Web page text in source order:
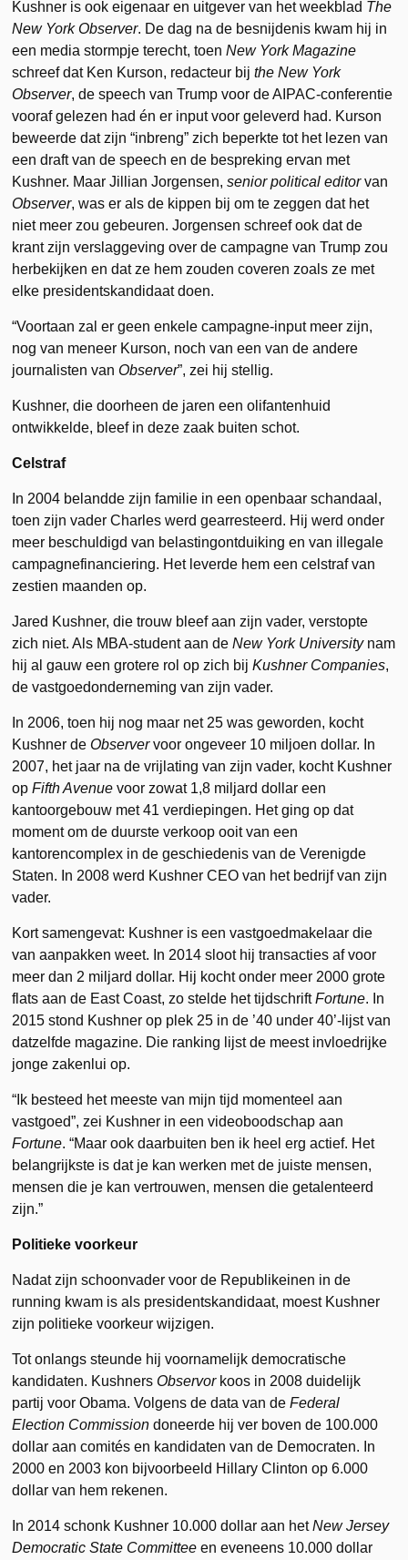
Kushner is ook eigenaar en uitgever van het weekblad The
New York Observer. De dag na de besnijdenis kwam hij in
een media stormpje terecht, toenNew York Magazine
schreef dat Ken Kurson, redacteur bijthe New York
Observer, de speech van Trump voor de AIPAC-conferentie
vooraf gelezen had én er input voor geleverd had. Kurson
beweerde dat zijn “inbreng” zich beperkte tot het lezen van
een draft van de speech en de bespreking ervan met
Kushner. Maar Jillian Jorgensen,senior political editorvan
Observer, was er als de kippen bij om te zeggen dat het
niet meer zou gebeuren. Jorgensen schreef ook dat de
krant zijn verslaggeving over de campagne van Trump zou
herbekijken en dat ze hem zouden coveren zoals ze met
elke presidentskandidaat doen.
“Voortaan zal er geen enkele campagne-input meer zijn,
nog van meneer Kurson, noch van een van de andere
journalisten van Observer”, zei hij stellig.
Kushner, die doorheen de jaren een olifantenhuid
ontwikkelde, bleef in deze zaak buiten schot.
Celstraf
In 2004 belandde zijn familie in een openbaar schandaal,
toen zijn vader Charles werd gearresteerd. Hij werd onder
meer beschuldigd van belastingontduiking en van illegale
campagnefinanciering. Het leverde hem een celstraf van
zestien maanden op.
Jared Kushner, die trouw bleef aan zijn vader, verstopte
zich niet. Als MBA-student aan deNew York Universitynam
hij al gauw een grotere rol op zich bijKushner Companies,
de vastgoedonderneming van zijn vader.
In 2006, toen hij nog maar net 25 was geworden, kocht
Kushner deObservervoor ongeveer 10 miljoen dollar. In
2007, het jaar na de vrijlating van zijn vader, kocht Kushner
opFifth Avenue voor zowat 1,8 miljard dollar een
kantoorgebouw met 41 verdiepingen. Het ging op dat
moment om de duurste verkoop ooit van een
kantorencomplex in de geschiedenis van de Verenigde
Staten. In 2008 werd Kushner CEO van het bedrijf van zijn
vader.
Kort samengevat: Kushner is een vastgoedmakelaar die
van aanpakken weet. In 2014 sloot hij transacties af voor
meer dan 2 miljard dollar. Hij kocht onder meer 2000 grote
flats aan de East Coast, zo stelde het tijdschriftFortune. In
2015 stond Kushner op plek 25 in de ’40 under 40’-lijst van
datzelfde magazine. Die ranking lijst de meest invloedrijke
jonge zakenlui op.
“Ik besteed het meeste van mijn tijd momenteel aan
vastgoed”, zei Kushner in een videoboodschap aan
Fortune. “Maar ook daarbuiten ben ik heel erg actief. Het
belangrijkste is dat je kan werken met de juiste mensen,
mensen die je kan vertrouwen, mensen die getalenteerd
zijn.”
Politieke voorkeur
Nadat zijn schoonvader voor de Republikeinen in de
running kwam is als presidentskandidaat, moest Kushner
zijn politieke voorkeur wijzigen.
Tot onlangs steunde hij voornamelijk democratische
kandidaten. KushnersObservorkoos in 2008 duidelijk
partij voor Obama. Volgens de data van deFederal
Election Commission doneerde hij ver boven de 100.000
dollar aan comités en kandidaten van de Democraten. In
2000 en 2003 kon bijvoorbeeld Hillary Clinton op 6.000
dollar van hem rekenen.
In 2014 schonk Kushner 10.000 dollar aan hetNew Jersey
Democratic State Committee en eveneens 10.000 dollar